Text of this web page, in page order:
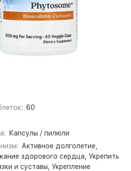
60
Капсулы / пилюли
Активное долголетие,
здорового сердца, Укрепить
и суставы, Укрепление